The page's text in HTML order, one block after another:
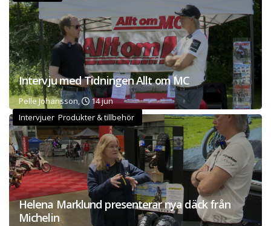
Intervju med Tidningen Allt om MC
Pelle Johansson,
14 jun
Intervjuer Produkter & tillbehör
Helena Marklund presenterar nya däck från
Michelin